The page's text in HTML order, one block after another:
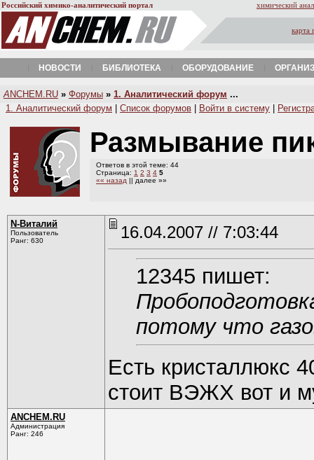
Российский химико-аналитический портал химический
карта
НОВОСТИ БИБЛИОТЕКА ОБОРУДОВАНИЕ
A NCHEM.RU » Форумы » 1. Аналитический форум ...
1. Аналитический форум
Список форумов Войти в систему
Размывание
Ответов в этой теме: 44
Страница: 1 2 3 4 5
«« назад || далее »»
N-Виталий
Пользователь
Ранг: 630
16.04.2007 // 7:03:44
12345 пишет:
потому что
Есть кристаллюкс
стоит ВЭЖХ вот и
ANCHEM.RU
Администрация
Ранг: 246